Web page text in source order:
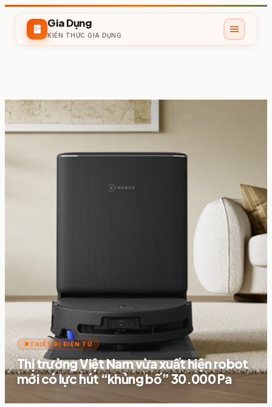
kitchen Gia Dụng
KIẾN THỨC GIA DỤNG menu
label_importantTHIẾT BỊ ĐIỆN TỬ
Thị trường Việt Nam vừa xuất hiện robot
mới có lực hút “khủng bố” 30.000 Pa